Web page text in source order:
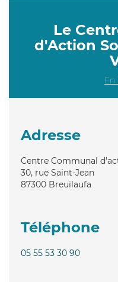
Le
d'Action
En
Adresse
Centre Communal
30, rue Saint-Jean
87300 Breuilaufa
Téléphone
05 55 53 30 90